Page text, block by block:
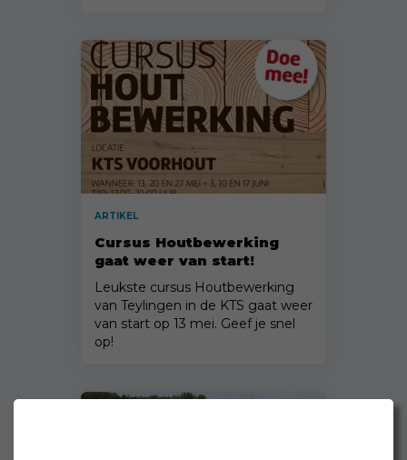
ARTIKEL
Cursus Houtbewerking
gaat weer van start!
Leukste cursus Houtbewerking
van Teylingen in de KTS gaat weer
van start op 13 mei. Geef je snel
op!